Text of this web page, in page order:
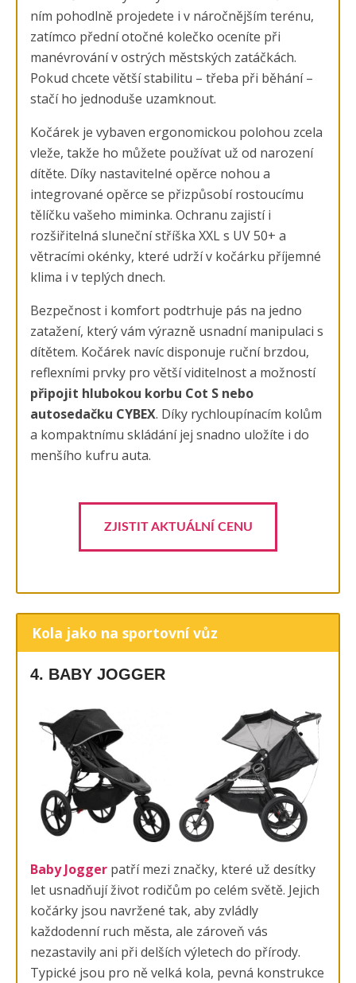
ním pohodlně projedete i v náročnějším terénu,
zatímco přední otočné kolečko oceníte při
manévrování v ostrých městských zatáčkách.
Pokud chcete větší stabilitu – třeba při běhání –
stačí ho jednoduše uzamknout.
Kočárek je vybaven ergonomickou polohou zcela
vleže, takže ho můžete používat už od narození
dítěte. Díky nastavitelné opěrce nohou a
integrované opěrce se přizpůsobí rostoucímu
tělíčku vašeho miminka. Ochranu zajistí i
rozšiřitelná sluneční stříška XXL s UV 50+ a
větracími okénky, které udrží v kočárku příjemné
klima i v teplých dnech.
Bezpečnost i komfort podtrhuje pás na jedno
zatažení, který vám výrazně usnadní manipulaci s
dítětem. Kočárek navíc disponuje ruční brzdou,
reflexními prvky pro větší viditelnost a možností
připojit hlubokou korbu Cot S nebo
autosedačku CYBEX. Díky rychloupínacím kolům
a kompaktnímu skládání jej snadno uložíte i do
menšího kufru auta.
ZJISTIT AKTUÁLNÍ CENU
Kola jako na sportovní vůz
4. BABY JOGGER
Baby Jogger patří mezi značky, které už desítky
let usnadňují život rodičům po celém světě. Jejich
kočárky jsou navržené tak, aby zvládly
každodenní ruch města, ale zároveň vás
nezastavily ani při delších výletech do přírody.
Typické jsou pro ně velká kola, pevná konstrukce